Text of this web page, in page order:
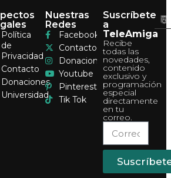
Política
de
Privacidad
Contacto
Donaciones
Universidad
Nuestras
Redes
Facebook
Contacto
Donaciones
Youtube
Pinterest
Tik Tok
Suscríbete
a
TeleAmiga
Recibe
todas las
novedades,
contenido
exclusivo y
programación
especial
directamente
en tu
correo.